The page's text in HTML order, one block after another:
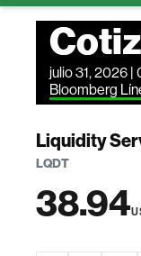
julio 31, 2026 |
Bloomberg
Liquidity
LQDT
38.94